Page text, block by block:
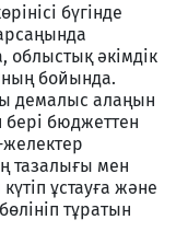
бүгінде
облыстық әкімдік
бойында.
демалыс алаңын
бері бюджеттен
тазалығы мен
ұстауға және
тұратын